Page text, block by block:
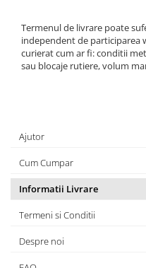
Termenul de livrare poate
independent de participarea
curierat cum ar fi: conditii
sau blocaje rutiere, volum
Ajutor
Cum Cumpar
Informatii Livrare
Termeni si Conditii
Despre noi